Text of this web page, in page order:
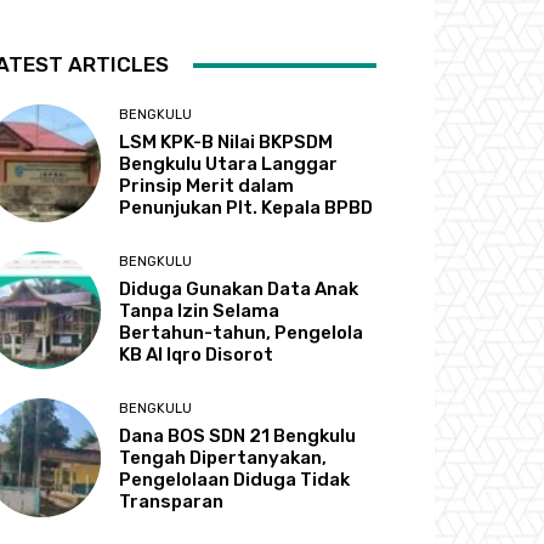
ARTICLES
BENGKULU
LSM KPK-B Nilai BKPSDM
Bengkulu Utara Langgar
Prinsip Merit dalam
Penunjukan Plt. Kepala BPBD
BENGKULU
Diduga Gunakan Data Anak
Tanpa Izin Selama
Bertahun-tahun, Pengelola
KB Al Iqro Disorot
BENGKULU
Dana BOS SDN 21 Bengkulu
Tengah Dipertanyakan,
Pengelolaan Diduga Tidak
Transparan